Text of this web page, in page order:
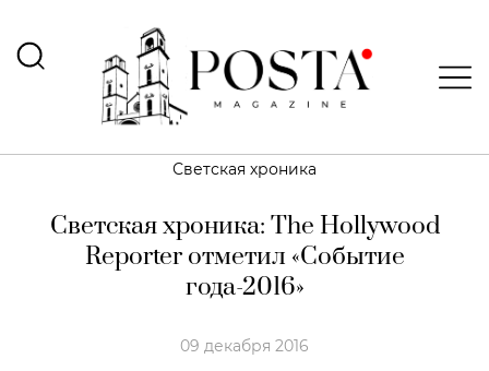
Светская хроника
Светская хроника: The Hollywood
Reporter отметил «Событие
года-2016»
09 декабря 2016